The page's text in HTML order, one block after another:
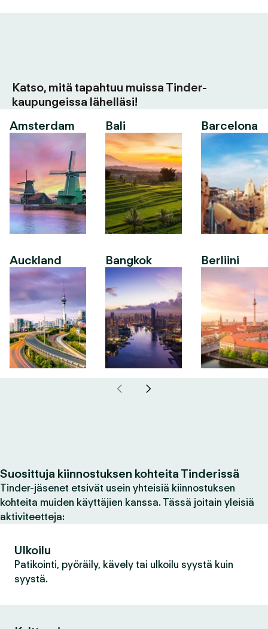
Katso, mitä tapahtuu muissa Tinder-
kaupungeissa lähelläsi!
Amsterdam
Auckland
Bali
Bangkok
Barcelona
Berliini
Suosittuja kiinnostuksen kohteita Tinderissä
Tinder-jäsenet etsivät usein yhteisiä kiinnostuksen
kohteita muiden käyttäjien kanssa. Tässä joitain yleisiä
aktiviteetteja:
Ulkoilu
Patikointi, pyöräily, kävely tai ulkoilu syystä kuin
syystä.